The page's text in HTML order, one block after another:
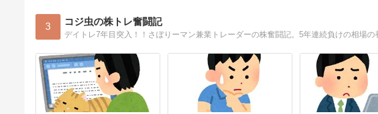
3 コジ虫の株トレ奮闘記